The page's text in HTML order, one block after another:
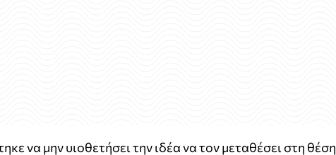
να μην υιοθετήσει την ιδέα να τον μεταθέσει στη θέση